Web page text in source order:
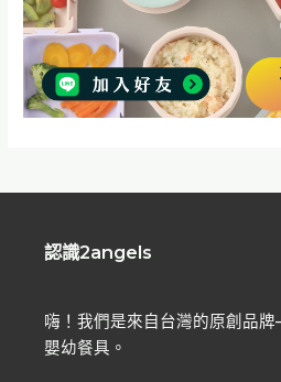
認識2angels
嗨！我們是來自台灣的原創品
嬰幼餐具。